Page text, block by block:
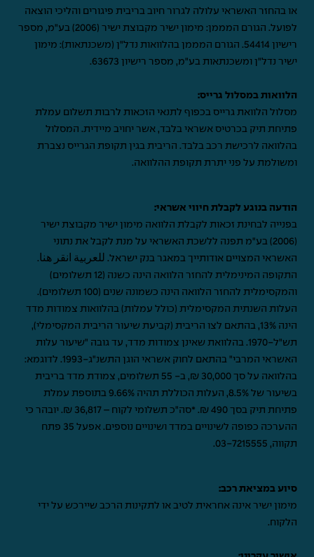
או בהחזר האשראי עלולה לגרור חיוב בריבית פיגורים והליכי הוצאה
לפועל. הגורם המממן: מימון ישיר מקבוצת ישיר (2006) בע"מ, מספר
רישיון 54414. הגורם המממן בהלוואות נדל"ן (משכנתאות): מימון
ישיר נדל"ן ומשכנתאות בע"מ, מספר רישיון 63673.
הלוואות במסלול גרייס:
מסלול הלוואת גרייס בכפוף לתנאי הזכאות לרבות תשלום עמלת
פתיחת תיק בכרטיס אשראי בלבד, אשר יחויב מיידית. המסלול
בהלוואה לרכישת רכב בלבד. הריבית בגין תקופת הגרייס נצברת
ומשולמת על פני יתרת תקופת ההלוואה.
הודעה בנוגע לקבלת חיווי אשראי:
בפנייה לבחינת זכאות לקבלת הלוואה מימון ישיר מקבוצת ישיר
(2006) בע"מ תפנה ללשכת האשראי על מנת לקבל את נתוני
האשראי המצויים אודותייך במאגר בנק ישראל. للعربية انقر هنا.
התקופה המינימלית להחזר הלוואה הינה כשנה (12 תשלומים)
והמקסימלית להחזר הלוואה הינה כשמונה שנים (100 תשלומים).
העלות השנתית המקסימלית (כולל עמלות) בהלוואות צמודות מדד
הינה 13%, בהתאם לצו הריבית (קביעת שיעור הריבית המקסימלי),
תש"ל-1970. בהלוואת שאינן צמודות מדד, עד גובה "שיעור עלות
האשראי המרבי" בהתאם לחוק אשראי הוגן התשנ"ג-1993. לדוגמא:
בהלוואה על סך 30,000 ₪, ב- 55 תשלומים, צמודת מדד בריבית
בשיעור של 8.5%, העלות הכוללת תהיה 9.66% בתוספת עמלת
פתיחת תיק בסך 490 ₪. *סה"כ תשלומי לקוח – 36,817 ₪. יובהר כי
ההערכה כפופה לשינויים במדד ושינויים נוספים. אפעל 35 פתח
תקווה, 03-7215555
.
סיוע במציאת רכב:
מימון ישיר אינה אחראית לטיב או לתקינות הרכב שיירכש על ידי
הלקוח.